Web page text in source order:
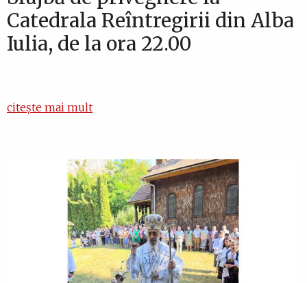
Catedrala Reîntregirii din Alba
Iulia, de la ora 22.00
citește mai mult